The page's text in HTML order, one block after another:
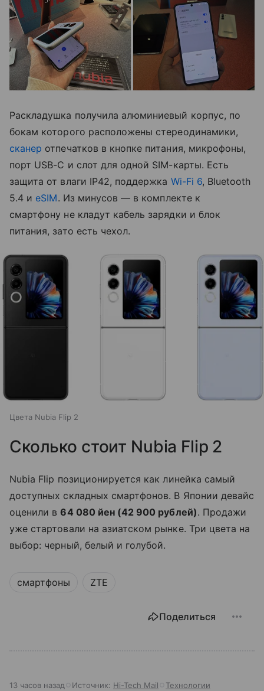
Раскладушка получила алюминиевый корпус, по
бокам которого расположены стереодинамики,
сканер отпечатков в кнопке питания, микрофоны,
порт USB-C и слот для одной SIM-карты. Есть
защита от влаги IP42, поддержка Wi-Fi 6, Bluetooth
5.4 и eSIM. Из минусов — в комплекте к
смартфону не кладут кабель зарядки и блок
питания, зато есть чехол.
Цвета Nubia Flip 2
Сколько стоит Nubia Flip 2
Nubia Flip позиционируется как линейка самый
доступных складных смартфонов. В Японии девайс
оценили в64 080 йен (42 900 рублей). Продажи
уже стартовали на азиатском рынке. Три цвета на
выбор: черный, белый и голубой.
смартфоны ZTE
Поделиться
13 часов назад Источник: Hi-Tech Mail Технологии